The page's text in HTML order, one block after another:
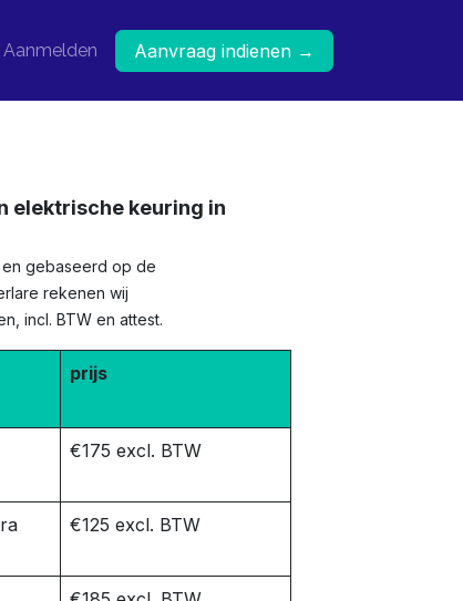
Aanmelden Aanvraag indienen →
elektrische keuring in
en gebaseerd op de
rekenen wij
incl. BTW en attest.
prijs
€175 excl. BTW
€125 excl. BTW